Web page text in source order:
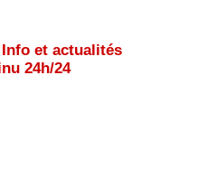
Info et actualités
24h/24